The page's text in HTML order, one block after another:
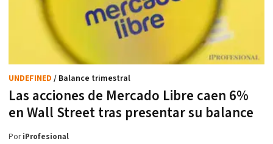
Las acciones de Mercado Libre caen 6%
en Wall Street tras presentar su balance
UNDEFINED / Balance trimestral
PoriProfesional